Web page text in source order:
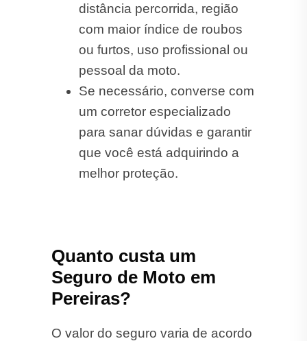
distância percorrida, região
com maior índice de roubos
ou furtos, uso profissional ou
pessoal da moto.
Se necessário, converse com
um corretor especializado
para sanar dúvidas e garantir
que você está adquirindo a
melhor proteção.
Quanto custa um
Seguro de Moto em
Pereiras?
O valor do seguro varia de acordo